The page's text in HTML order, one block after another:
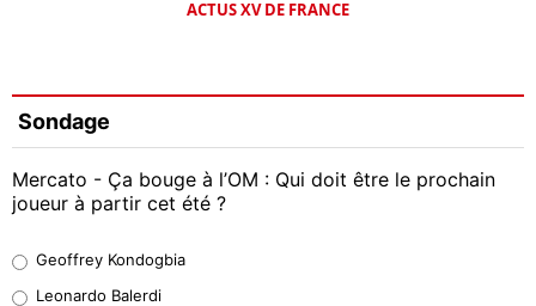
ACTUS XV DE FRANCE
Sondage
Mercato - Ça bouge à l’OM : Qui doit être le prochain
joueur à partir cet été ?
38%
Geoffrey Kondogbia
Leonardo Balerdi